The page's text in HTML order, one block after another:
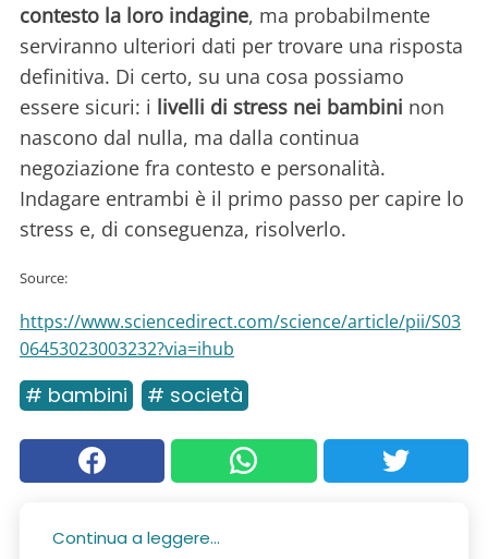
contesto la loro indagine, ma probabilmente
serviranno ulteriori dati per trovare una risposta
definitiva. Di certo, su una cosa possiamo
essere sicuri: i livelli di stress nei bambini non
nascono dal nulla, ma dalla continua
negoziazione fra contesto e personalità.
Indagare entrambi è il primo passo per capire lo
stress e, di conseguenza, risolverlo.
Source:
https://www.sciencedirect.com/science/article/pii/S03
06453023003232?via=ihub
# bambini # società
Continua a leggere...